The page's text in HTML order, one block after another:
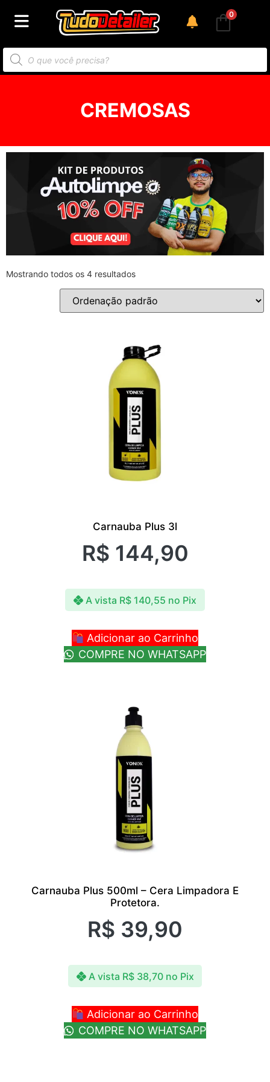
0
CREMOSAS
Mostrando todos os 4 resultados
Carnauba Plus 3l
R$ 144,90
A vista R$ 140,55 no Pix
Adicionar ao Carrinho
COMPRE NO WHATSAPP
Carnauba Plus 500ml – Cera Limpadora E
Protetora.
R$ 39,90
A vista R$38,70 no Pix
Adicionar ao Carrinho
COMPRE NO WHATSAPP